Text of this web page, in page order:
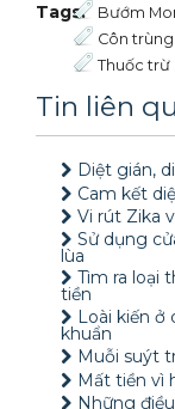
Tags: Bướm
Côn trùng
Thuốc trừ
Tin liên
Diệt gián,
Cam kết
Vi rút Zika
Sử dụng
lùa
Tìm ra loại
tiền
Loài kiến ở
khuẩn
Muỗi suýt
Mất tiền vì
Những